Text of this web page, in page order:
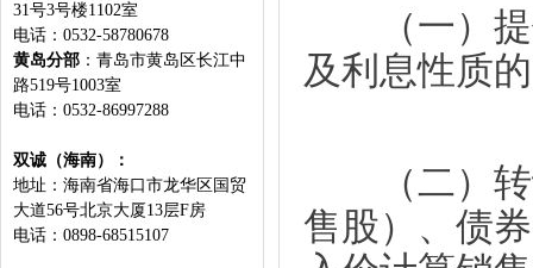
31号3号楼1102室
电话：0532-58780678
黄岛分部 ： 青岛市黄岛区长江中
路519号1003室
电话： 0532-86997288
双诚（海南）：
地址：海南省海口市龙华区国贸
大道56号北京大厦13层F房
电话：0898-68515107
（一）提
及利息性质
（二）转
售股）、债